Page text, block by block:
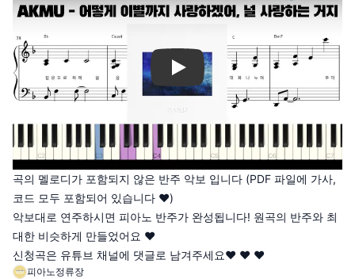
Play
곡의 멜로디가 포함되지 않은 반주 악보 입니다 (PDF 파일에 가사,
코드 모두 포함되어 있습니다 ♥)
악보대로 연주하시면 피아노 반주가 완성됩니다! 원곡의 반주와 최
대한 비슷하게 만들었어요 ♥
신청곡은 유튜브 채널에 댓글로 남겨주세요♥ ♥ ♥
피아노정류장